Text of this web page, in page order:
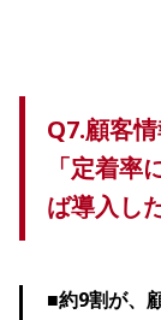
Q7.顧客
「定着
ば導入し
■約9割が、